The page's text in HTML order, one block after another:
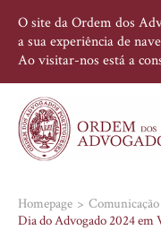
O site da Ordem dos
a sua experiência de
Ao visitar-nos está a
Homepage Comunicação
Dia do Advogado 2024 em